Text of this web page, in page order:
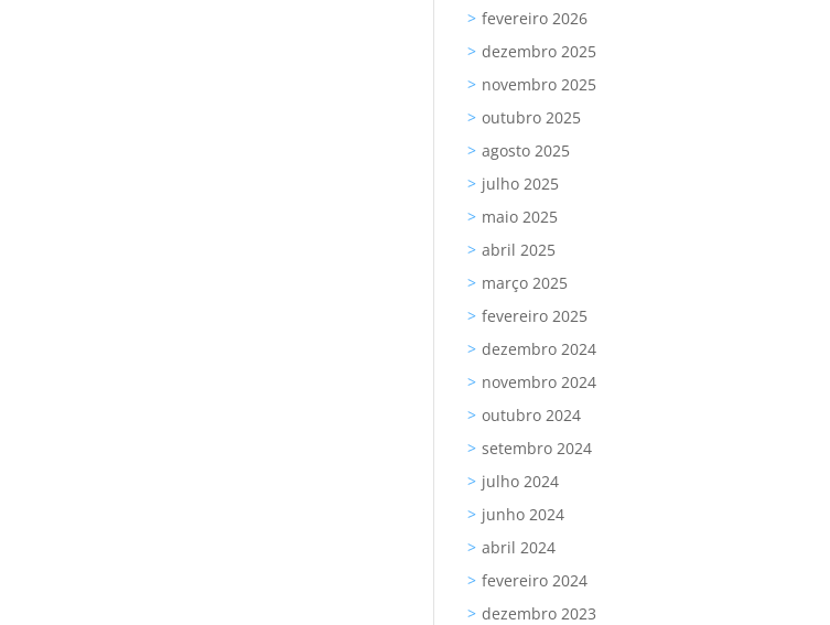
fevereiro 2026
dezembro 2025
novembro 2025
outubro 2025
agosto 2025
julho 2025
maio 2025
abril 2025
março 2025
fevereiro 2025
dezembro 2024
novembro 2024
outubro 2024
setembro 2024
julho 2024
junho 2024
abril 2024
fevereiro 2024
dezembro 2023